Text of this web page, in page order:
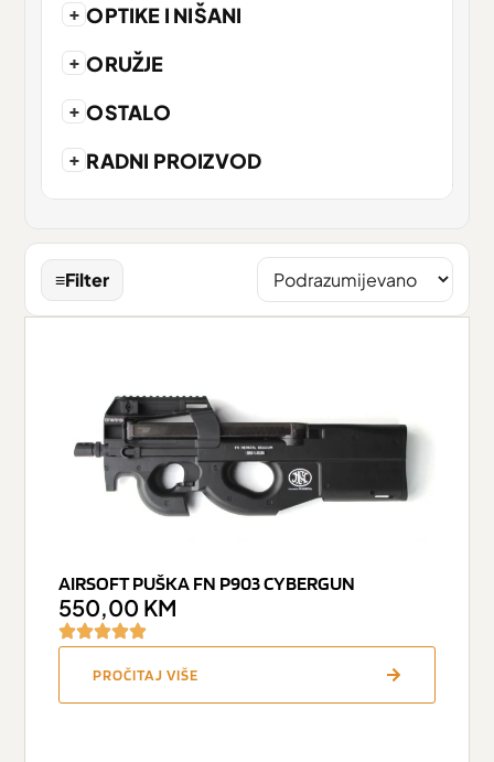
+ OPTIKE I NIŠANI
+ ORUŽJE
+ OSTALO
+ RADNI PROIZVOD
≡Filter
AIRSOFT PUŠKA FN P903 CYBERGUN
550,00 KM
PROČITAJ VIŠE